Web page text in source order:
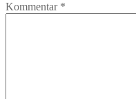
Kommentar *